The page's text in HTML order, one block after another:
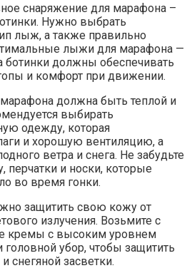
снаряжение для марафона –
Нужно выбрать
лыж, а также правильно
лыжи для марафона —
ботинки должны обеспечивать
и комфорт при движении.
должна быть теплой и
выбирать
одежду, которая
и хорошую вентиляцию, а
ветра и снега. Не забудьте
перчатки и носки, которые
во время гонки.
защитить свою кожу от
излучения. Возьмите с
кремы с высоким уровнем
убор, чтобы защитить
снегяной засветки.